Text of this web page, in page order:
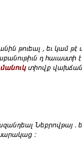
թուեալ , եւ կամ թէ
դ հաւաստի է
մանուկտիովք
Նեբրովթայ .
: